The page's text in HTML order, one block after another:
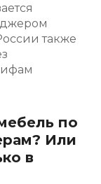
также
по
Или
в